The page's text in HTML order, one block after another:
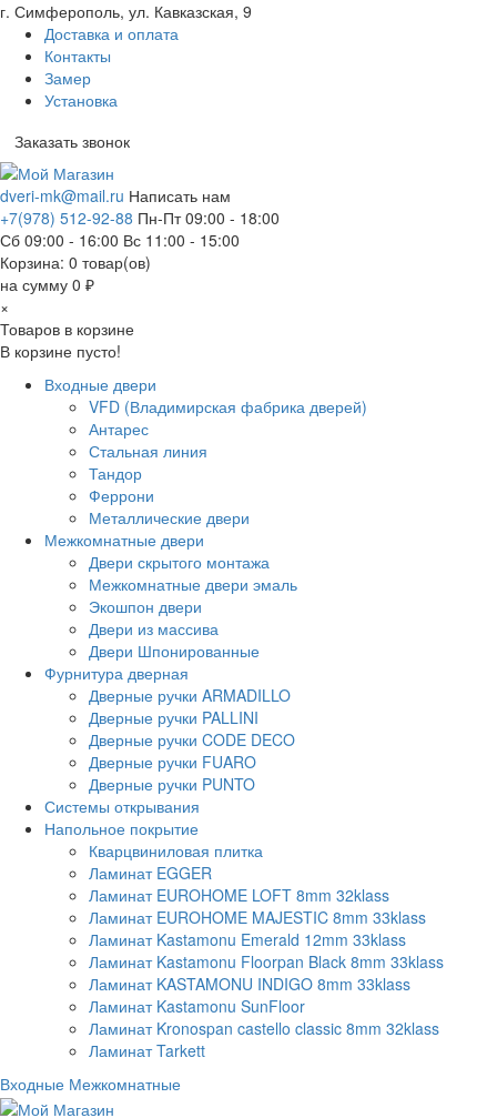
г. Симферополь, ул. Кавказская, 9
Доставка и оплата
Контакты
Замер
Установка
Заказать звонок
dveri-mk@mail.ru Написать нам
+7(978) 512-92-88 Пн-Пт 09:00 - 18:00
Сб 09:00 - 16:00 Вс 11:00 - 15:00
Корзина: 0 товар(ов)
на сумму 0 ₽
×
Товаров в корзине
В корзине пусто!
Входные двери
VFD (Владимирская фабрика дверей)
Антарес
Стальная линия
Тандор
Феррони
Металлические двери
Межкомнатные двери
Двери скрытого монтажа
Межкомнатные двери эмаль
Экошпон двери
Двери из массива
Двери Шпонированные
Фурнитура дверная
Дверные ручки ARMADILLO
Дверные ручки PALLINI
Дверные ручки CODE DECO
Дверные ручки FUARO
Дверные ручки PUNTO
Системы открывания
Напольное покрытие
Кварцвиниловая плитка
Ламинат EGGER
Ламинат EUROHOME LOFT 8mm 32klass
Ламинат EUROHOME MAJESTIC 8mm 33klass
Ламинат Kastamonu Emerald 12mm 33klass
Ламинат Kastamonu Floorpan Black 8mm 33klass
Ламинат KASTAMONU INDIGO 8mm 33klass
Ламинат Kastamonu SunFloor
Ламинат Kronospan castello classic 8mm 32klass
Ламинат Tarkett
Входные Межкомнатные